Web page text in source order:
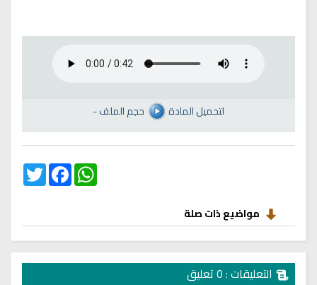
- لتحميل المادة حجم الملف
Twitter
FacebookWhatsApp
مواضيع ذات صلة
التعليقات : 0 تعليق